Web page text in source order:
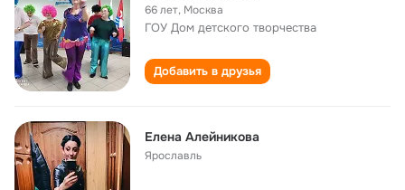
66 лет, Москва
ГОУ Дом детского творчества
Добавить в друзья
Елена Алейникова
Ярославль